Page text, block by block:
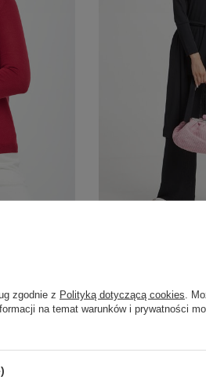
MM
zgodnie z Polityką dotyczącą cookies .
na temat warunków i prywatności